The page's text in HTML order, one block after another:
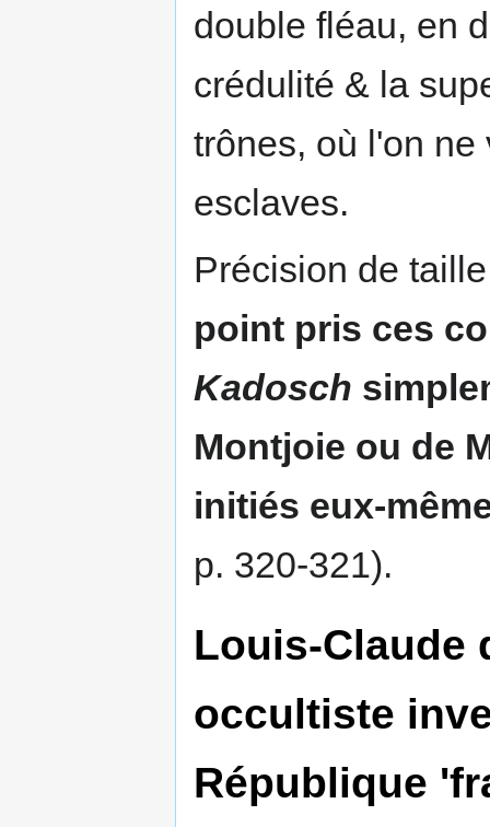
double fléau, en
crédulité & la
trônes, où l'on
esclaves.
Précision de
point pris ces
Kadosch
Montjoie ou de
initiés eux-
p. 320-321).
Louis-Claude
occultiste
République